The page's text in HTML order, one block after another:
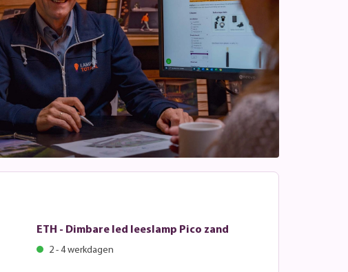
ETH - Dimbare led leeslamp Pico zand
2 - 4 werkdagen